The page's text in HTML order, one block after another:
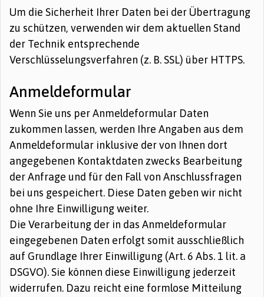
Um die Sicherheit Ihrer Daten bei der Übertragung
zu schützen, verwenden wir dem aktuellen Stand
der Technik entsprechende
Verschlüsselungsverfahren (z. B. SSL) über HTTPS.
Anmeldeformular
Wenn Sie uns per Anmeldeformular Daten
zukommen lassen, werden Ihre Angaben aus dem
Anmeldeformular inklusive der von Ihnen dort
angegebenen Kontaktdaten zwecks Bearbeitung
der Anfrage und für den Fall von Anschlussfragen
bei uns gespeichert. Diese Daten geben wir nicht
ohne Ihre Einwilligung weiter.
Die Verarbeitung der in das Anmeldeformular
eingegebenen Daten erfolgt somit ausschließlich
auf Grundlage Ihrer Einwilligung (Art. 6 Abs. 1 lit. a
DSGVO). Sie können diese Einwilligung jederzeit
widerrufen. Dazu reicht eine formlose Mitteilung